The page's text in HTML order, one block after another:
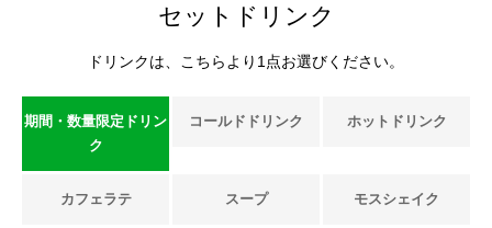
セットドリンク
ドリンクは、こちらより1点お選びください。
期間・数量限定ドリン
ク
コールドドリンク ホットドリンク
カフェラテ スープ モスシェイク